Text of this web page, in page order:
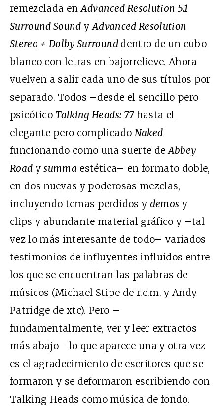
remezclada enAdvanced Resolution 5.1
Surround Sound yAdvanced Resolution
Stereo + Dolby Surround dentro de un cubo
blanco con letras en bajorrelieve. Ahora
vuelven a salir cada uno de sus títulos por
separado. Todos –desde el sencillo pero
psicótico Talking Heads: 77hasta el
elegante pero complicado Naked
funcionando como una suerte deAbbey
Road ysumma estética– en formato doble,
en dos nuevas y poderosas mezclas,
incluyendo temas perdidos y demos y
clips y abundante material gráfico y –tal
vez lo más interesante de todo– variados
testimonios de influyentes influidos entre
los que se encuentran las palabras de
músicos (Michael Stipe de r.e.m. y Andy
Patridge de xtc). Pero –
fundamentalmente, ver y leer extractos
más abajo– lo que aparece una y otra vez
es el agradecimiento de escritores que se
formaron y se deformaron escribiendo con
Talking Heads como música de fondo.